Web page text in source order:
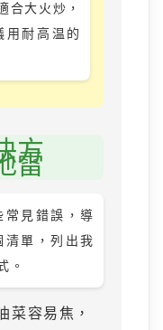
合大火炒，
用耐高温的
方
雷
常見錯誤，導
清單，列出我
。
菜容易焦，